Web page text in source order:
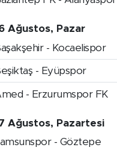
Ağustos, Pazar
- Kocaelispor
- Eyüpspor
- Erzurumspor FK
Ağustos, Pazartesi
- Göztepe